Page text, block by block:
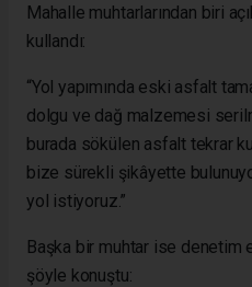
Mahalle muhtarlarından biri
kullandı:
“Yol yapımında eski asfalt
dolgu ve dağ malzemesi
burada sökülen asfalt tekrar
bize sürekli şikâyette
yol istiyoruz.”
Başka bir muhtar ise
şöyle konuştu: